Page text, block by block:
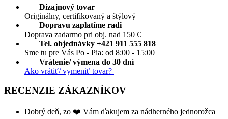
Dizajnový tovar
Originálny, certifikovaný a štýlový
Dopravu zaplatíme radi
Doprava zadarmo pri obj. nad 150 €
Tel. objednávky +421 911 555 818
Sme tu pre Vás Po - Pia: od 8:00 - 15:00
Vrátenie/ výmena do 30 dní
Ako vrátiť/ vymeniť tovar?
RECENZIE ZÁKAZNÍKOV
Dobrý deň, zo ❤️ Vám ďakujem za nádherného jednorožca